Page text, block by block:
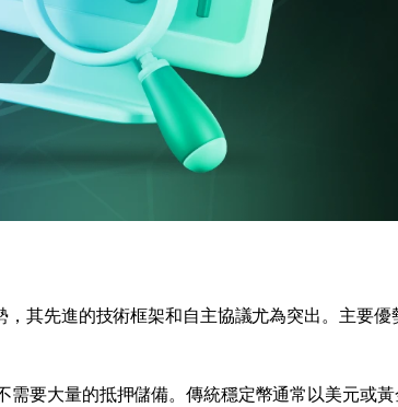
其先進的技術框架和自主協議尤為突出。主要優
要大量的抵押儲備。傳統穩定幣通常以美元或